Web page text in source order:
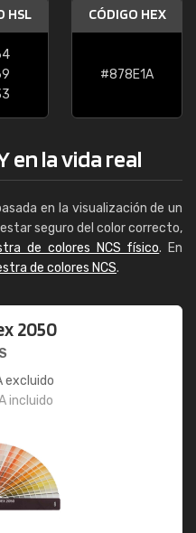
HSL CÓDIGO HEX
#878E1A
en la vida real
en la visualización de un
seguro del color correcto,
de colores NCS físico. En
de colores NCS.
2050
excluido
incluido